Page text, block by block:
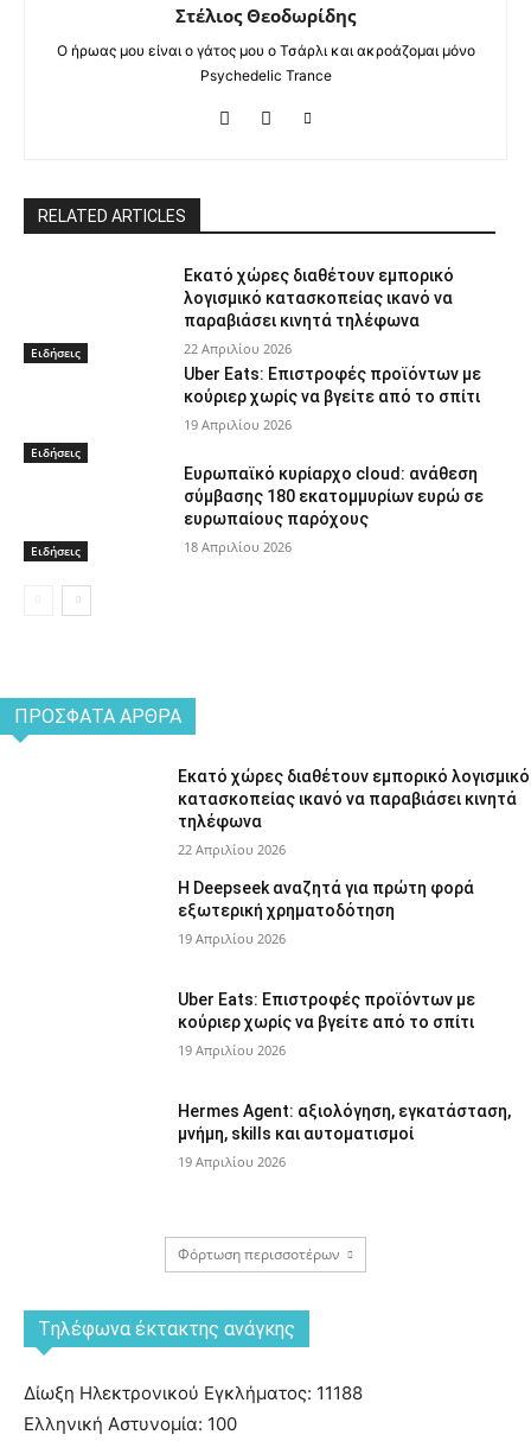
Στέλιος Θεοδωρίδης
Ο ήρωας μου είναι ο γάτος μου ο Τσάρλι και ακροάζομαι μόνο
Psychedelic Trance
RELATED ARTICLES
Ειδήσεις
Εκατό χώρες διαθέτουν εμπορικό
λογισμικό κατασκοπείας ικανό να
παραβιάσει κινητά τηλέφωνα
22 Απριλίου 2026
Ειδήσεις
Uber Eats: Επιστροφές προϊόντων με
κούριερ χωρίς να βγείτε από το σπίτι
19 Απριλίου 2026
Ειδήσεις
Ευρωπαϊκό κυρίαρχο cloud: ανάθεση
σύμβασης 180 εκατομμυρίων ευρώ σε
ευρωπαίους παρόχους
18 Απριλίου 2026
ΠΡΌΣΦΑΤΑ ΆΡΘΡΑ
Εκατό χώρες διαθέτουν εμπορικό λογισμικό
κατασκοπείας ικανό να παραβιάσει κινητά
τηλέφωνα
22 Απριλίου 2026
Η Deepseek αναζητά για πρώτη φορά
εξωτερική χρηματοδότηση
19 Απριλίου 2026
Uber Eats: Επιστροφές προϊόντων με
κούριερ χωρίς να βγείτε από το σπίτι
19 Απριλίου 2026
Hermes Agent: αξιολόγηση, εγκατάσταση,
μνήμη, skills και αυτοματισμοί
19 Απριλίου 2026
Φόρτωση περισσοτέρων
Tηλέφωνα έκτακτης ανάγκης
Δίωξη Ηλεκτρονικού Εγκλήματος: 11188
Ελληνική Αστυνομία: 100